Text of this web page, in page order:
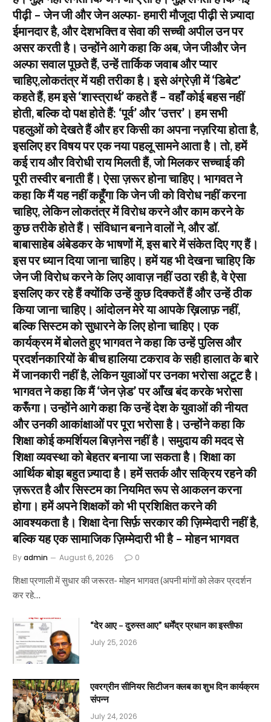
पीढ़ी – जेन जी और जेन अल्फा- हमारी मौजूदा पीढ़ी से ज़्यादा
ईमानदार है, और देशभक्ति व सेवा की सच्ची अपील उन पर
असर करती है। उन्होंने आगे कहा कि अब, जेन जीऔर जेन
अल्फा सवाल पूछते हैं, उन्हें तार्किक जवाब और प्यार
चाहिए,लोकतंत्र में यही तरीका है। इसे अंग्रेज़ी में ‘डिबेट’
कहते हैं, हम इसे ‘शास्त्रार्थ’ कहते हैं – वहाँ कोई बहस नहीं
होती, बल्कि दो पक्ष होते हैं: ‘पूर्व’ और ‘उत्तर’। हम सभी
पहलुओं को देखते हैं और हर किसी का अपना नज़रिया होता है,
इसलिए हर विषय पर एक नया पहलू सामने आता है। तो, हमें
कई राय और विरोधी राय मिलती हैं, जो मिलकर सच्चाई की
पूरी तस्वीर बनाती हैं। ऐसा ज़रूर होना चाहिए। भागवत ने
कहा कि मैं यह नहीं कहूँगा कि जेन जी को विरोध नहीं करना
चाहिए, लेकिन लोकतंत्र में विरोध करने और काम करने के
कुछ तरीके होते हैं। संविधान बनाने वालों ने, और डॉ.
बाबासाहेब अंबेडकर के भाषणों में, इस बारे में संकेत दिए गए हैं।
इस पर ध्यान दिया जाना चाहिए। हमें यह भी देखना चाहिए कि
जेन जी विरोध करने के लिए आवाज़ नहीं उठा रही है, वे ऐसा
इसलिए कर रहे हैं क्योंकि उन्हें कुछ दिक्कतें हैं और उन्हें ठीक
किया जाना चाहिए। आंदोलन मेरे या आपके ख़िलाफ़ नहीं,
बल्कि सिस्टम को सुधारने के लिए होना चाहिए। एक
कार्यक्रम में बोलते हुए भागवत ने कहा कि उन्हें पुलिस और
प्रदर्शनकारियों के बीच हालिया टकराव के सही हालात के बारे
में जानकारी नहीं है, लेकिन युवाओं पर उनका भरोसा अटूट है।
भागवत ने कहा कि मैं ‘जेन ज़ेड’ पर आँख बंद करके भरोसा
करूँगा। उन्होंने आगे कहा कि उन्हें देश के युवाओं की नीयत
और उनकी आकांक्षाओं पर पूरा भरोसा है। उन्होंने कहा कि
शिक्षा कोई कमर्शियल बिज़नेस नहीं है। समुदाय की मदद से
शिक्षा व्यवस्था को बेहतर बनाया जा सकता है। शिक्षा का
आर्थिक बोझ बहुत ज़्यादा है। हमें सतर्क और सक्रिय रहने की
ज़रूरत है और सिस्टम का नियमित रूप से आकलन करना
होगा। हमें अपने शिक्षकों को भी प्रशिक्षित करने की
आवश्यकता है। शिक्षा देना सिर्फ़ सरकार की ज़िम्मेदारी नहीं है,
बल्कि यह एक सामाजिक ज़िम्मेदारी भी है – मोहन भागवत
Byadmin August 6, 2026 0
शिक्षा प्रणाली में सुधार की जरूरत- मोहन भागवत (अपनी मांगों को लेकर प्रदर्शन
कर रहे…
“देर आए – दुरुस्त आए” धर्मेंद्र प्रधान का इस्तीफा
July 25, 2026
एवरग्रीन सीनियर सिटीजन क्लब का शुभ दिन कार्यक्रम
संपन्न
July 24, 2026